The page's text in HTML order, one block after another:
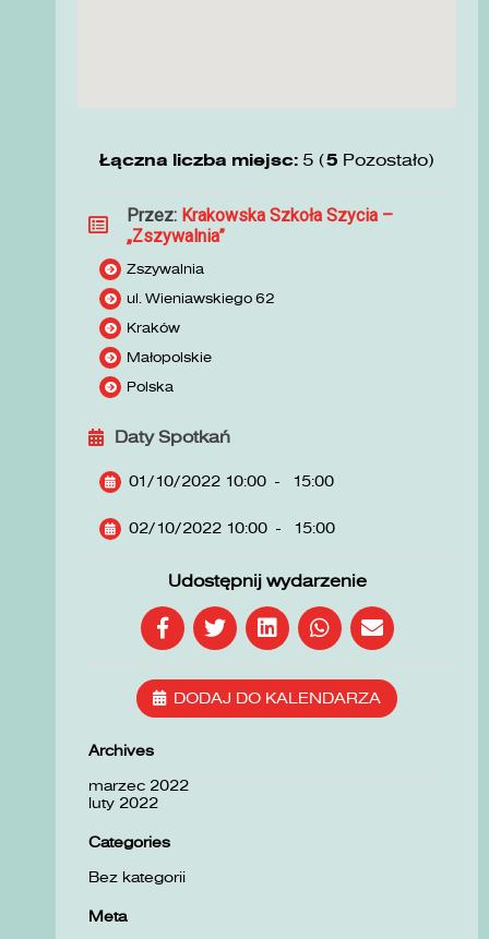
Łączna liczba miejsc: 5 (5 Pozostało)
Przez: Krakowska Szkoła Szycia –
„Zszywalnia”
Zszywalnia
ul. Wieniawskiego 62
Kraków
Małopolskie
Polska
Daty Spotkań
01/10/2022 10:00 - 15:00
02/10/2022 10:00 - 15:00
Udostępnij wydarzenie
DODAJ DO KALENDARZA
Archives
marzec 2022
luty 2022
Categories
Bez kategorii
Meta